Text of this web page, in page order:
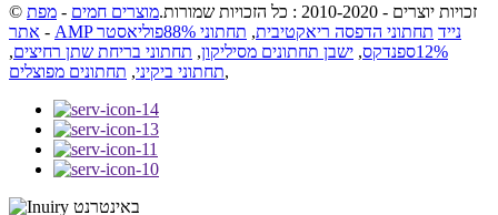
© זכויות יוצרים - 2010-2020 : כל הזכויות שמורות. מוצרים חמים - מפת
אתר - AMP נייד תחתוני הדפסה ריאקטיבית,
תחתוני 88%פוליאסטר
12%ספנדקס
, ישבן תחתונים מסיליקון, תחתוני בריחת שתן רחיצים,
תחתוני ביקיני, תחתונים מפוצלים ,